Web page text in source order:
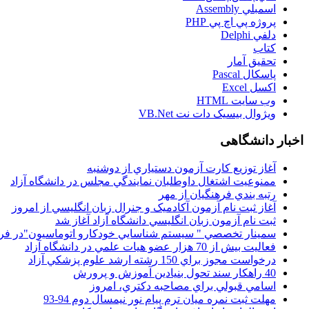
اسمبلي Assembly
پروژه پي اچ پي PHP
دلفي Delphi
کتاب
تحقيق آمار
پاسکال Pascal
اکسل Excel
وب سايت HTML
ويژوال بيسيک دات نت VB.Net
اخبار دانشگاهی
آغاز توزيع کارت آزمون دستياري از دوشنبه
ممنوعيت اشتغال داوطلبان نمايندگي مجلس در دانشگاه آزاد
رتبه بندي فرهنگيان از مهر
آغاز ثبت نام آزمون آکادميک و جنرال زبان انگليسي از امروز
ثبت نام آزمون زبان انگليسي دانشگاه آزاد آغاز شد
سمينار تخصصي " سيستم شناسايي خودکارو اتوماسيون"در
فعاليت بيش از 70 هزار عضو هيات علمي در دانشگاه آزاد
درخواست مجوز براي 150 رشته ارشد علوم پزشکي آزاد
40 راهکار سند تحول بنيادين آموزش و پرورش
اسامي قبولي براي مصاحبه دکتري، امروز
مهلت ثبت نمره میان ترم پیام نور نیمسال دوم 94-93